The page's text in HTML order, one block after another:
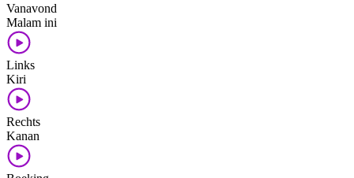
Vanavond
Malam ini
Links
Kiri
Rechts
Kanan